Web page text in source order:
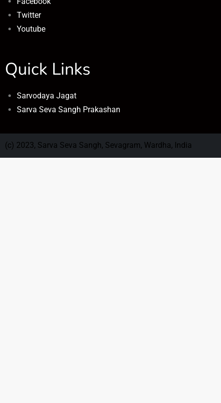
Twitter
Youtube
Quick Links
Sarvodaya Jagat
Sarva Seva Sangh Prakashan
(c) 2023, Sarva Seva Sangh, Sevagram, Wardha, India